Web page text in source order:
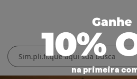
Ganhe
10%
na primeira
Cozinha
Blenders
Lar
Ferros e Passadeiras
Conforto Térmico
Aquecedores
Cuidados Pessoais
Escovas Secadoras